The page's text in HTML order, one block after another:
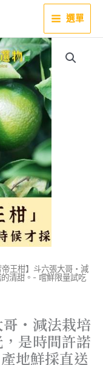
選單
王柑】斗六張大哥・減
清甜。- 嚐鮮限量試吃
哥・減法栽培
是時間許諾
地鮮採直送